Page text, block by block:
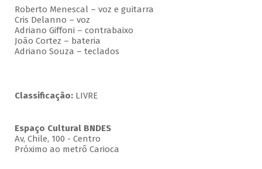
Roberto Menescal – voz e guitarra
Cris Delanno – voz
Adriano Giffoni – contrabaixo
João Cortez – bateria
Adriano Souza – teclados
Classificação: LIVRE
Espaço Cultural BNDES
Av, Chile, 100 - Centro
Próximo ao metrô Carioca